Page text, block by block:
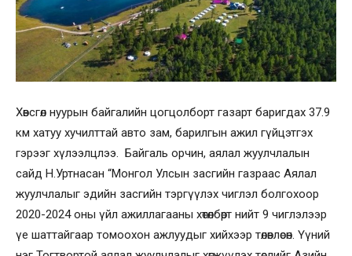
Хөвсгөл нуурын байгалийн цогцолборт газарт баригдах 37.9
км хатуу хучилттай авто зам, барилгын ажил гүйцэтгэх
гэрээг хүлээлцлээ. Байгаль орчин, аялал жуулчлалын
сайд Н.Уртнасан “Монгол Улсын засгийн газраас Аялал
жуулчлалыг эдийн засгийн тэргүүлэх чиглэл болгохоор
2020-2024 оны үйл ажиллагааны хөтөлбөрт нийт 9 чиглэлээр
үе шаттайгаар томоохон ажлуудыг хийхээр төлөвлөсөн. Үүний